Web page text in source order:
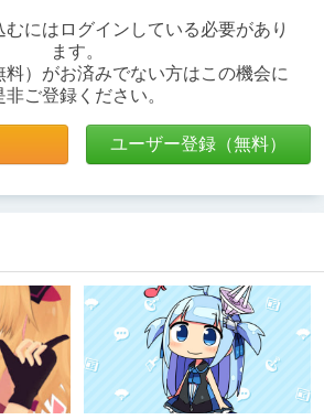
むにはログインしている必要があり
ます。
）がお済みでない方はこの機会に
非ご登録ください。
ユーザー登録（無料）